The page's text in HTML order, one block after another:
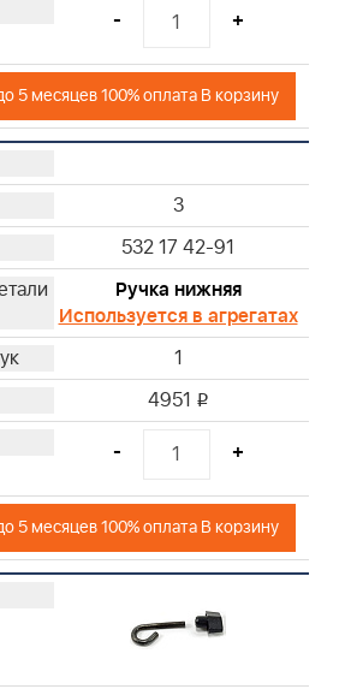
49
50
52
56
59
66
74
75
76
- +
5 месяцев 100% оплата В корзину
3
532 17 42-91
Ручка нижняя
Используется в агрегатах
1
4951 i
- +
5 месяцев 100% оплата В корзину